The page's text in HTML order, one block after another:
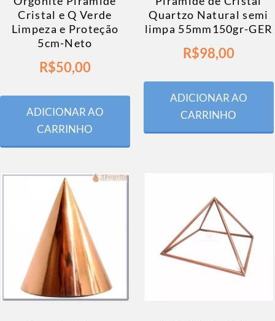
Cristal e Q Verde
Limpeza e Proteção
5cm-Neto
R$50,00
ADICIONAR AO
CARRINHO
Quartzo Natural semi
limpa 55mm150gr-GER
R$98,00
ADICIONAR AO
CARRINHO